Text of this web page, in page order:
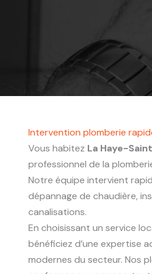
Intervention plomberie
Vous habitez La Haye-
professionnel de la
Notre équipe intervient
dépannage de chaudière,
canalisations.
En choisissant un service
bénéficiez d’une expertise
modernes du secteur. Nos